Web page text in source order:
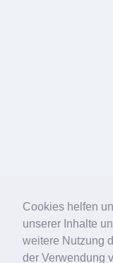
Cookies helfen
unserer Inhalte
weitere Nutzung
der Verwendung